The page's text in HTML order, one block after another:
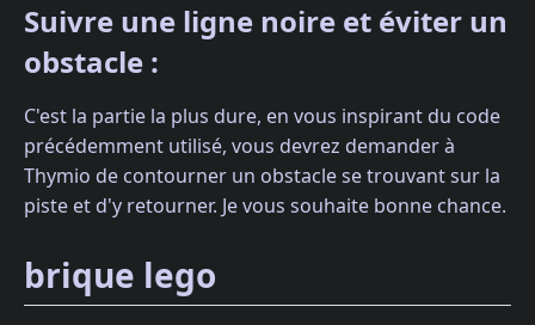
Suivre une ligne noire et éviter un
obstacle :
C'est la partie la plus dure, en vous inspirant du code
précédemment utilisé, vous devrez demander à
Thymio de contourner un obstacle se trouvant sur la
piste et d'y retourner. Je vous souhaite bonne chance.
brique lego